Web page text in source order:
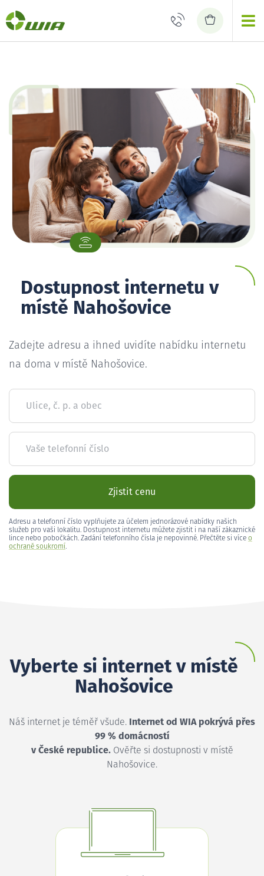
Dostupnost internetu v
místě Nahošovice
Zadejte adresu a ihned uvidíte nabídku internetu
na doma v místě Nahošovice.
Ulice, č. p. a obec
Vaše telefonní číslo
Zjistit cenu
Adresu a telefonní číslo vyplňujete za účelem jednorázové nabídky našich
služeb pro vaši lokalitu. Dostupnost internetu můžete zjistit i na naší zákaznické
lince nebo pobočkách. Zadání telefonního čísla je nepovinné. Přečtěte si více o
ochraně soukromí.
Vyberte si internet v místě
Nahošovice
Náš internet je téměř všude. Internet od WIA pokrývá přes
99 % domácností
v České republice.Ověřte si dostupnosti v místě
Nahošovice.